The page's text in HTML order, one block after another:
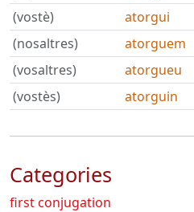
(vostè)
atorgui
(nosaltres)
atorguem
(vosaltres)
atorgueu
(vostès)
atorguin
Categories
first conjugation